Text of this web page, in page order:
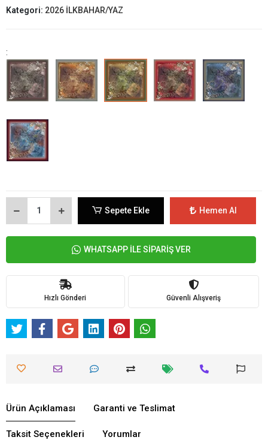
Kategori: 2026 İLKBAHAR/YAZ
:
Sepete Ekle Hemen Al
WHATSAPP İLE SİPARİŞ VER
Hızlı Gönderi Güvenli Alışveriş
Ürün Açıklaması Garanti ve Teslimat
Taksit Seçenekleri Yorumlar